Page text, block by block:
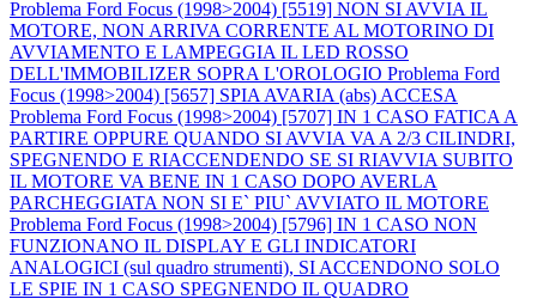
Problema Ford Focus (1998>2004) [5519] NON SI AVVIA IL
MOTORE, NON ARRIVA CORRENTE AL MOTORINO DI
AVVIAMENTO E LAMPEGGIA IL LED ROSSO
DELL'IMMOBILIZER SOPRA L'OROLOGIO Problema Ford
Focus (1998>2004) [5657] SPIA AVARIA (abs) ACCESA
Problema Ford Focus (1998>2004) [5707] IN 1 CASO FATICA A
PARTIRE OPPURE QUANDO SI AVVIA VA A 2/3 CILINDRI,
SPEGNENDO E RIACCENDENDO SE SI RIAVVIA SUBITO
IL MOTORE VA BENE IN 1 CASO DOPO AVERLA
PARCHEGGIATA NON SI E` PIU` AVVIATO IL MOTORE
Problema Ford Focus (1998>2004) [5796] IN 1 CASO NON
FUNZIONANO IL DISPLAY E GLI INDICATORI
ANALOGICI (sul quadro strumenti), SI ACCENDONO SOLO
LE SPIE IN 1 CASO SPEGNENDO IL QUADRO